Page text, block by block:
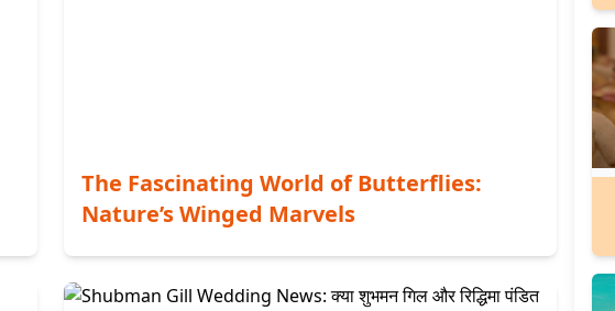
The Fascinating World of Butterflies:
Nature’s Winged Marvels